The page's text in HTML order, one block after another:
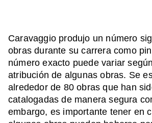
Caravaggio produjo un número
obras durante su carrera como
número exacto puede variar
atribución de algunas obras. Se
alrededor de 80 obras que han
catalogadas de manera segura
embargo, es importante tener en